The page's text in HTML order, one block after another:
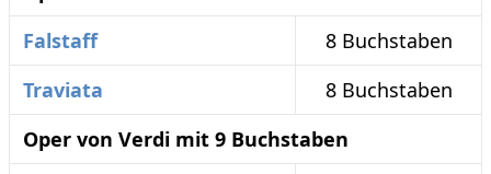
Falstaff
8 Buchstaben
Traviata
8 Buchstaben
Oper von Verdi mit 9 Buchstaben